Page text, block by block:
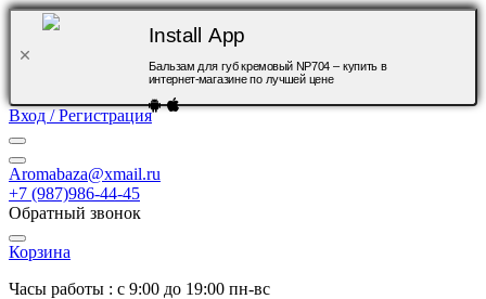
Install App
Бальзам для губ кремовый NP704 – купить в
интернет-магазине по лучшей цене
Вход / Регистрация
Aromabaza@xmail.ru
+7 (987)986-44-45
Обратный звонок
Корзина
Часы работы : с 9:00 до 19:00 пн-вс